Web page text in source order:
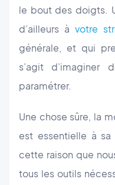
le bout des doigts.
d’ailleurs à votre
générale, et qui
s’agit
paramétrer.
Une chose sûre, la
est essentielle à
cette raison que
tous les outils